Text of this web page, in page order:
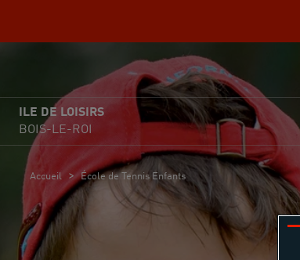
ILE DE LOISIRS
BOIS-LE-ROI
Accueil > École de Tennis Enfants